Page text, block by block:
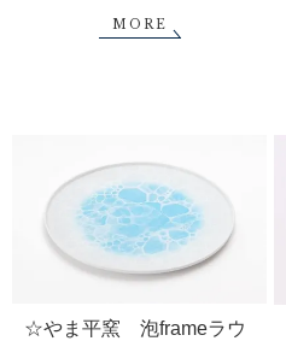
MORE
☆やま平窯 泡frameラウ